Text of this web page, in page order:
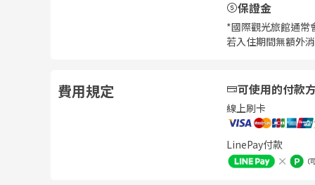
保證金
*國際觀光旅館通常
若入住期間無額外
費用規定 可使用的付款
線上刷卡
LinePay付款